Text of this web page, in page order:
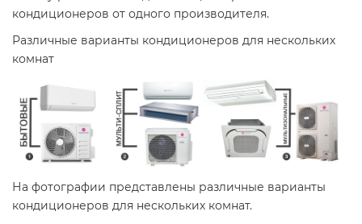
кондиционеров от одного производителя.
Различные варианты кондиционеров для нескольких
комнат
На фотографии представлены различные варианты
кондиционеров для нескольких комнат.